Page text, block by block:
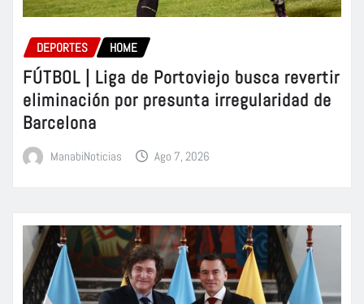
DEPORTES HOME
FÚTBOL | Liga de Portoviejo busca revertir
eliminación por presunta irregularidad de
Barcelona
ManabiNoticias Ago 7, 2026